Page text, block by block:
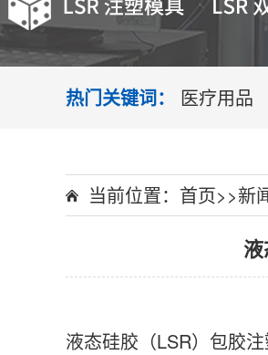
热门关键词： 医疗用品
当前位置： 首页>>新
液态硅胶（LSR）包胶